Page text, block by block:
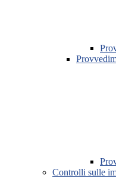
Controlli sulle